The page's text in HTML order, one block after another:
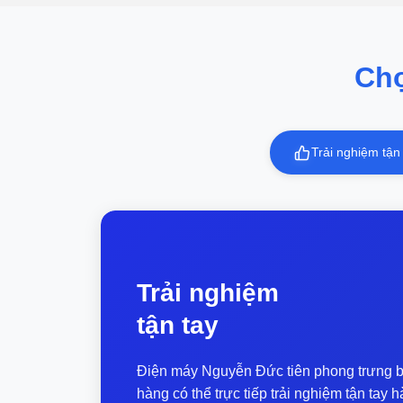
Trải nghiệm tận
Trải nghiệm
tận tay
Điện máy Nguyễn Đức tiên phong trưng
hàng có thể trực tiếp trải nghiệm tận tay